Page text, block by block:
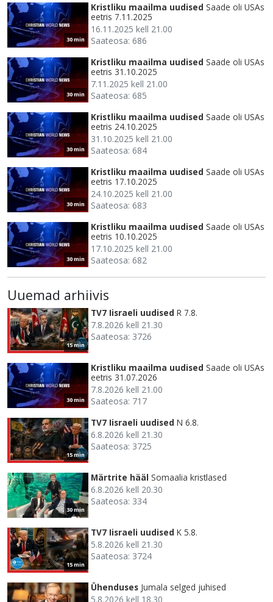
30 min
Kristliku maailma uudised Saade oli USAs
eetris 7.11.2025
16.11.2025 kell 21.00
Saateosa: 686
30 min
Kristliku maailma uudised Saade oli USAs
eetris 31.10.2025
7.11.2025 kell 21.00
Saateosa: 685
30 min
Kristliku maailma uudised Saade oli USAs
eetris 24.10.2025
31.10.2025 kell 21.00
Saateosa: 684
30 min
Kristliku maailma uudised Saade oli USAs
eetris 17.10.2025
24.10.2025 kell 21.00
Saateosa: 683
30 min
Kristliku maailma uudised Saade oli USAs
eetris 10.10.2025
17.10.2025 kell 21.00
Saateosa: 682
Uuemad arhiivis
15 min
TV7 Iisraeli uudised R 7.8.
7.8.2026 kell 21.30
Saateosa: 3726
30 min
Kristliku maailma uudised Saade oli USAs
eetris 31.07.2026
7.8.2026 kell 21.00
Saateosa: 717
15 min
TV7 Iisraeli uudised N 6.8.
6.8.2026 kell 21.30
Saateosa: 3725
30 min
Märtrite hääl Somaalia kristlased
6.8.2026 kell 20.30
Saateosa: 334
15 min
TV7 Iisraeli uudised K 5.8.
5.8.2026 kell 21.30
Saateosa: 3724
Ühenduses Jumala selged juhised
5.8.2026 kell 18.30